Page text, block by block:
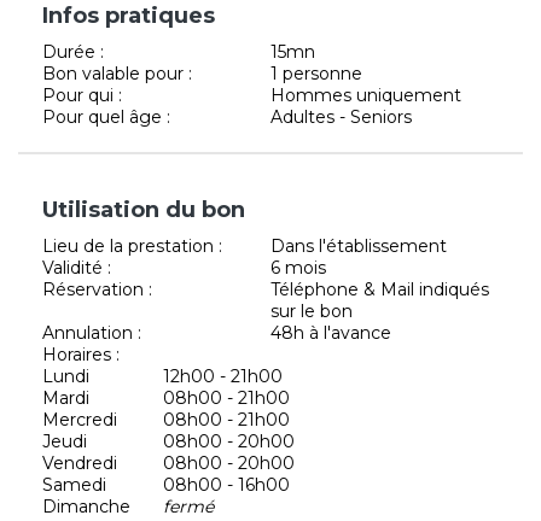
Infos pratiques
Durée :
15mn
Bon valable pour :
1 personne
Pour qui :
Hommes uniquement
Pour quel âge :
Adultes - Seniors
Utilisation du bon
Lieu de la prestation :
Dans l'établissement
Validité :
6 mois
Réservation :
Téléphone & Mail indiqués
sur le bon
Annulation :
48h à l'avance
Horaires :
Lundi
12h00 - 21h00
Mardi
08h00 - 21h00
Mercredi
08h00 - 21h00
Jeudi
08h00 - 20h00
Vendredi
08h00 - 20h00
Samedi
08h00 - 16h00
Dimanche
fermé